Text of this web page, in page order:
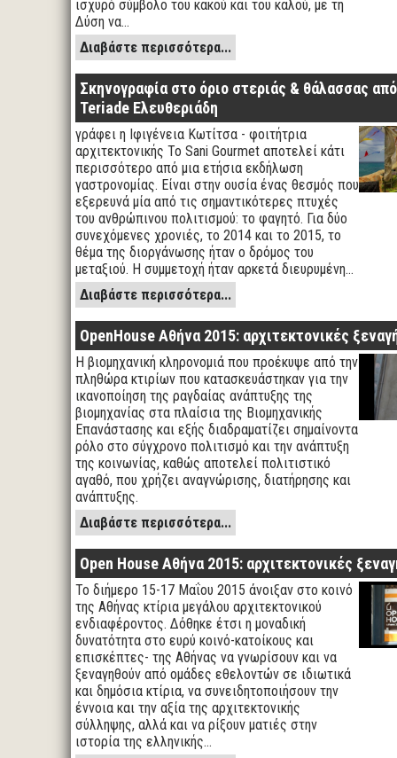
ισχυρό σύμβολο του κακού και του καλού, με τη
Δύση να…
Διαβάστε περισσότερα...
Σκηνογραφία στο όριο στεριάς & θάλασσας
Teriade Ελευθεριάδη
γράφει η Ιφιγένεια Κωτίτσα - φοιτήτρια
αρχιτεκτονικής Το Sani Gourmet αποτελεί κάτι
περισσότερο από μια ετήσια εκδήλωση
γαστρονομίας. Είναι στην ουσία ένας θεσμός που
εξερευνά μία από τις σημαντικότερες πτυχές
του ανθρώπινου πολιτισμού: το φαγητό. Για δύο
συνεχόμενες χρονιές, το 2014 και το 2015, το
θέμα της διοργάνωσης ήταν ο δρόμος του
μεταξιού. Η συμμετοχή ήταν αρκετά διευρυμένη…
Διαβάστε περισσότερα...
OpenHouse Αθήνα 2015: αρχιτεκτονικές
Η βιομηχανική κληρονομιά που προέκυψε από την
πληθώρα κτιρίων που κατασκευάστηκαν για την
ικανοποίηση της ραγδαίας ανάπτυξης της
βιομηχανίας στα πλαίσια της Βιομηχανικής
Επανάστασης και εξής διαδραματίζει σημαίνοντα
ρόλο στο σύγχρονο πολιτισμό και την ανάπτυξη
της κοινωνίας, καθώς αποτελεί πολιτιστικό
αγαθό, που χρήζει αναγνώρισης, διατήρησης και
ανάπτυξης.
Διαβάστε περισσότερα...
Open House Αθήνα 2015: αρχιτεκτονικές
Το διήμερο 15-17 Μαΐου 2015 άνοιξαν στο κοινό
της Αθήνας κτίρια μεγάλου αρχιτεκτονικού
ενδιαφέροντος. Δόθηκε έτσι η μοναδική
δυνατότητα στο ευρύ κοινό-κατοίκους και
επισκέπτες- της Αθήνας να γνωρίσουν και να
ξεναγηθούν από ομάδες εθελοντών σε ιδιωτικά
και δημόσια κτίρια, να συνειδητοποιήσουν την
έννοια και την αξία της αρχιτεκτονικής
σύλληψης, αλλά και να ρίξουν ματιές στην
ιστορία της ελληνικής…